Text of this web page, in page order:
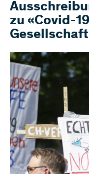
zu «Covid-